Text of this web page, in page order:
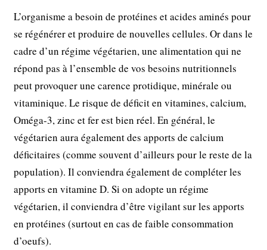
L’organisme a besoin de protéines et acides aminés pour
se régénérer et produire de nouvelles cellules. Or dans le
cadre d’un régime végétarien, une alimentation qui ne
répond pas à l’ensemble de vos besoins nutritionnels
peut provoquer une carence protidique, minérale ou
vitaminique. Le risque de déficit en vitamines, calcium,
Oméga-3, zinc et fer est bien réel. En général, le
végétarien aura également des apports de calcium
déficitaires (comme souvent d’ailleurs pour le reste de la
population). Il conviendra également de compléter les
apports en vitamine D. Si on adopte un régime
végétarien, il conviendra d’être vigilant sur les apports
en protéines (surtout en cas de faible consommation
d’oeufs).